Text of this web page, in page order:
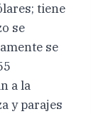
tiene
se
se
a la
y parajes